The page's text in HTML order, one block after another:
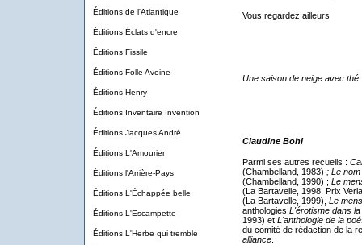
Éditions de l'Atlantique
Éditions Éclats d'encre
Éditions Fissile
Éditions Folle Avoine
Éditions Henry
Éditions Inventaire Invention
Éditions Jacques André
Éditions L'Amourier
Éditions l'Arrière-Pays
Éditions L'Échappée belle
Éditions L'Escampette
Éditions L'Herbe qui tremble
Vous regardez ailleurs
Une saison de neige avec thé.
Claudine Bohi
Parmi ses autres recueils :
(Chambelland, 1983) ; Le
(Chambelland, 1990) ; Le
(La Bartavelle, 1998. Prix
(La Bartavelle, 1999), Le
anthologies L'érotisme dans
1993) et L'anthologie de la
du comité de rédaction de la
alliance.